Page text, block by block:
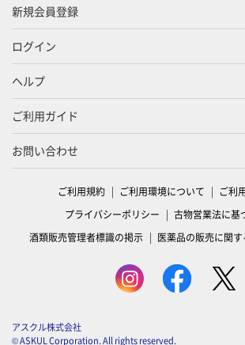
新規会員登録
ログイン
ヘルプ
ご利用ガイド
お問い合わせ
ご利用規約 ご利用環境について
ご利
プライバシーポリシー
古物営業法に基
酒類販売管理者標識の掲示
医薬品の販売に関
アスクル株式会社
© ASKUL Corporation. All rights reserved.